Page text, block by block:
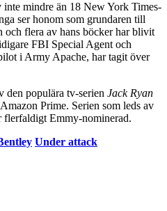
mindre än 18 New York Times-
ser honom som grundaren till
och flera av hans böcker har blivit
FBI Special Agent och
i Army Apache, har tagit över
den populära tv-serien Jack Ryan
Prime. Serien som leds av
flerfaldigt Emmy-nominerad.
Under attack